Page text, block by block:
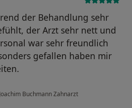
der Behandlung sehr
der Arzt sehr nett und
war sehr freundlich
gefallen haben mir
Buchmann Zahnarzt